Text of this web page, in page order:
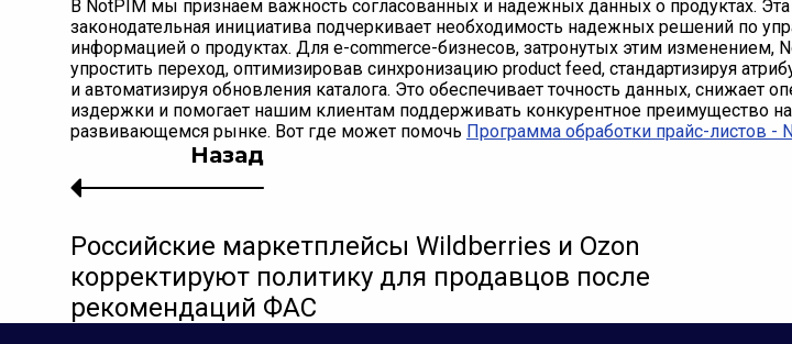
В NotPIM мы признаем важность согласованных и надежных данных о продуктах. Эта
законодательная инициатива подчеркивает необходимость надежных решений по
информацией о продуктах. Для e-commerce-бизнесов, затронутых этим изменением,
упростить переход, оптимизировав синхронизацию product feed, стандартизируя
и автоматизируя обновления каталога. Это обеспечивает точность данных, снижает
издержки и помогает нашим клиентам поддерживать конкурентное преимущество на
развивающемся рынке. Вот где может помочь Программа обработки прайс-листов -
Назад
Российские маркетплейсы Wildberries и Ozon
корректируют политику для продавцов после
рекомендаций ФАС